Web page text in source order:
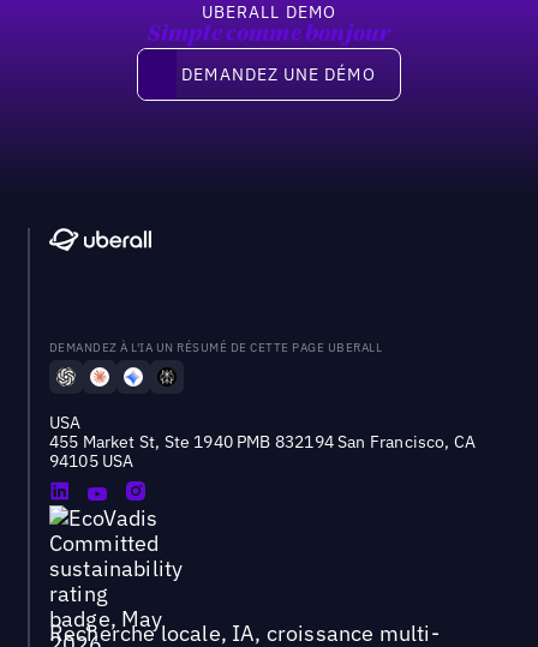
UBERALL DEMO
Simple comme bonjour
Demandez une démo
DEMANDEZ UNE DÉMO
DEMANDEZ À L'IA UN RÉSUMÉ DE CETTE PAGE UBERALL
USA
455 Market St, Ste 1940 PMB 832194 San Francisco, CA
94105 USA
Recherche locale, IA, croissance multi-